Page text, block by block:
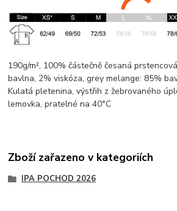
190g/m², 100% částečně česaná
bavlna, 2%viskóza, greymelange: 85%
Kulatá pletenina, výstřih z žebrovaného
lemovka, pratelné na 40°C
Zboží zařazeno v kategoriích
IPA POCHOD 2026